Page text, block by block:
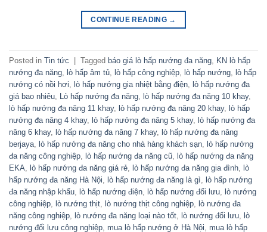
CONTINUE READING →
Posted in Tin tức | Tagged báo giá lò hấp nướng đa năng KN lò hấp
nướng đa năng lò hấp âm tủ lò hấp công nghiệp lò hấp nướng lò hấp
nướng có nồi hơi lò hấp nướng gia nhiệt bằng điện lò hấp nướng đa
giá bao nhiêu Lò hấp nướng đa năng lò hấp nướng đa năng 10 khay,
lò hấp nướng đa năng 11 khay, lò hấp nướng đa năng 20 khay, lò hấp
nướng đa năng 4 khay, lò hấp nướng đa năng 5 khay, lò hấp nướng đa
năng 6 khay, lò hấp nướng đa năng 7 khay, lò hấp nướng đa năng
berjaya lò hấp nướng đa năng cho nhà hàng khách sạn lò hấp nướng
đa năng công nghiệp lò hấp nướng đa năng cũ lò hấp nướng đa năng
EKA lò hấp nướng đa năng giá rẻ lò hấp nướng đa năng gia đình lò
hấp nướng đa năng Hà Nội lò hấp nướng đa năng là gì lò hấp nướng
đa năng nhập khẩu lò hấp nướng điện lò hấp nướng đối lưu lò nướng
công nghiệp lò nướng thịt lò nướng thịt công nghiệp lò nướng đa
năng công nghiệp lò nướng đa năng loại nào tốt lò nướng đối lưu lò
nướng đối lưu công nghiệp mua lò hấp nướng ở Hà Nội mua lò hấp